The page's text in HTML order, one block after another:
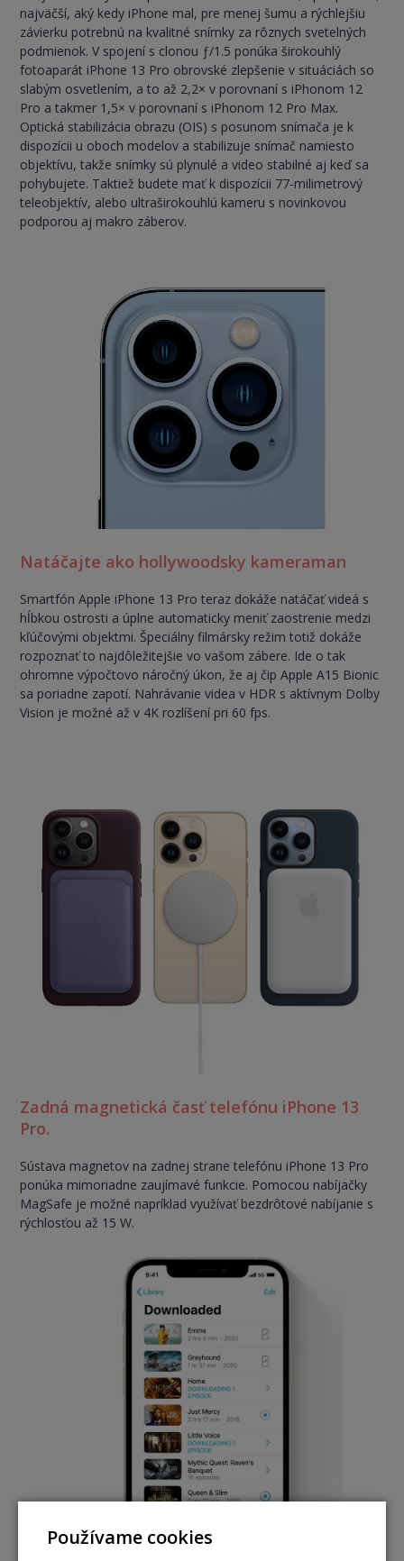
najväčší, aký kedy iPhone mal, pre menej šumu a rýchlejšiu
závierku potrebnú na kvalitné snímky za rôznych svetelných
podmienok. V spojení s clonou ƒ/1.5 ponúka širokouhlý
fotoaparát iPhone 13 Pro obrovské zlepšenie v situáciách so
slabým osvetlením, a to až 2,2× v porovnaní s iPhonom 12
Pro a takmer 1,5× v porovnaní s iPhonom 12 Pro Max.
Optická stabilizácia obrazu (OIS) s posunom snímača je k
dispozícii u oboch modelov a stabilizuje snímač namiesto
objektívu, takže snímky sú plynulé a video stabilné aj keď sa
pohybujete. Taktiež budete mať k dispozícii 77-milimetrový
teleobjektív, alebo ultraširokouhlú kameru s novinkovou
podporou aj makro záberov.
Natáčajte ako hollywoodsky kameraman
Smartfón Apple iPhone 13 Pro teraz dokáže natáčať videá s
hĺbkou ostrosti a úplne automaticky meniť zaostrenie medzi
kľúčovými objektmi. Špeciálny filmársky režim totiž dokáže
rozpoznať to najdôležitejšie vo vašom zábere. Ide o tak
ohromne výpočtovo náročný úkon, že aj čip Apple A15 Bionic
sa poriadne zapotí. Nahrávanie videa v HDR s aktívnym Dolby
Vision je možné až v 4K rozlíšení pri 60 fps.
Zadná magnetická časť telefónu iPhone 13
Pro.
Sústava magnetov na zadnej strane telefónu iPhone 13 Pro
ponúka mimoriadne zaujímavé funkcie. Pomocou nabíjačky
MagSafe je možné napríklad využívať bezdrôtové nabíjanie s
rýchlosťou až 15 W.
Používame cookies